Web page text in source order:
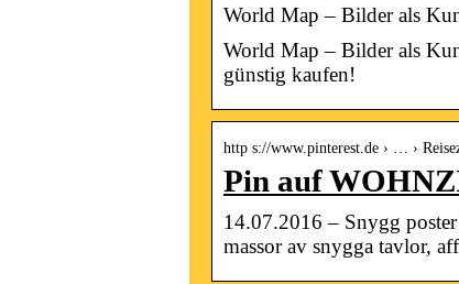
World Map – Bilder als
World Map – Bilder als
günstig kaufen!
http s://www.pinterest.de › … ›
Pin auf
14.07.2016 – Snygg
massor av snygga tavlor,